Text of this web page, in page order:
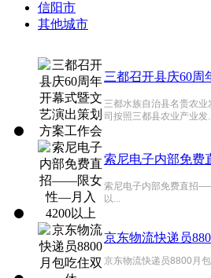
信阳市
其他城市
三都召开县庆60周
三都水族自治县名贵农
司按照三都县农业产业发
索尼电子内部免
索尼电子内部免费直招
以...
京东物流快递员
京东物流快递员8800月